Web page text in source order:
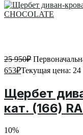
25 950₽
653₽Текущая цена: 24
Щербет
кат. (166)
10%